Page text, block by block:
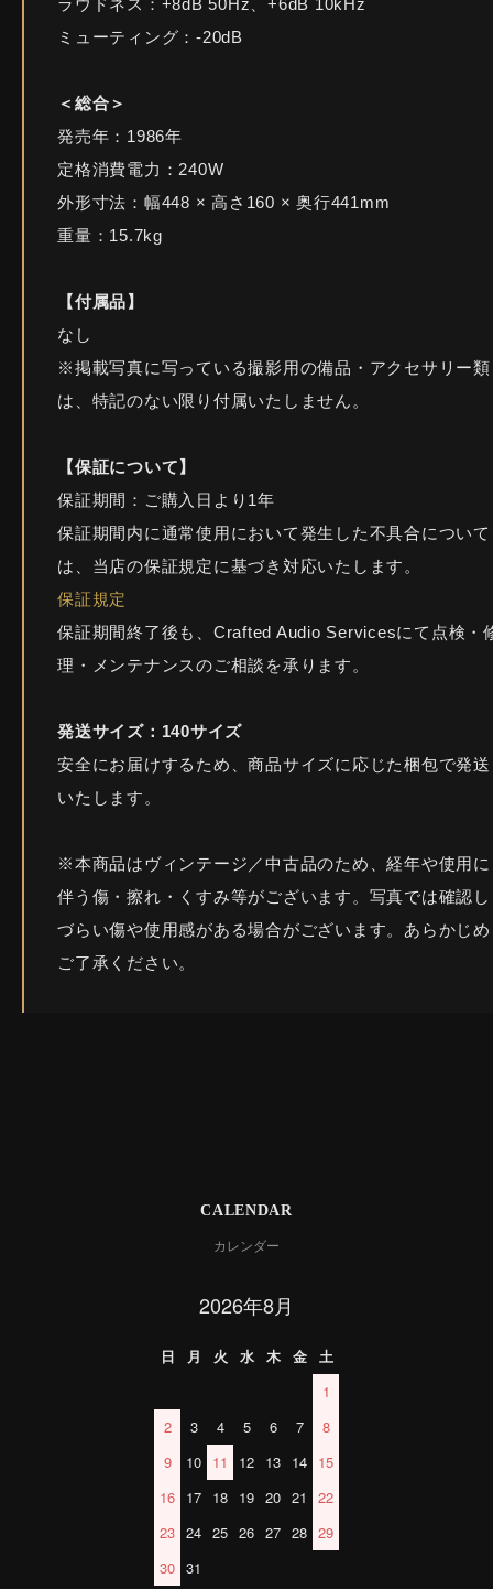
ラウドネス：+8dB 50Hz、+6dB 10kHz
ミューティング：-20dB
＜総合＞
発売年：1986年
定格消費電力：240W
外形寸法：幅448 × 高さ160 × 奥行441mm
重量：15.7kg
【付属品】
なし
※掲載写真に写っている撮影用の備品・アクセサリー類
は、特記のない限り付属いたしません。
【保証について】
保証期間：ご購入日より1年
保証期間内に通常使用において発生した不具合について
は、当店の保証規定に基づき対応いたします。
保証規定
保証期間終了後も、Crafted Audio Servicesにて点検・
理・メンテナンスのご相談を承ります。
発送サイズ：140サイズ
安全にお届けするため、商品サイズに応じた梱包で発送
いたします。
※本商品はヴィンテージ／中古品のため、経年や使用に
伴う傷・擦れ・くすみ等がございます。写真では確認し
づらい傷や使用感がある場合がございます。あらかじめ
ご了承ください。
CALENDAR
カレンダー
2026年8月
日 月 火 水 木 金
土
1
2
3 4 5 6 7
8
9
10 11 12 13 14 15
16 17 18 19 20 21
22
23 24 25 26 27 28 29
30 31